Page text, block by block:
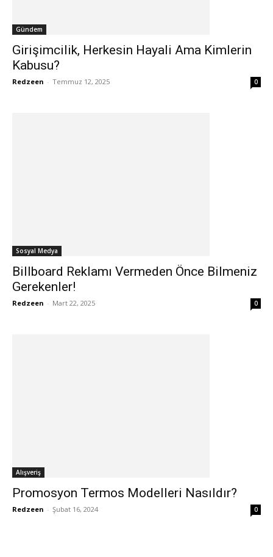
Gündem
Girişimcilik, Herkesin Hayali Ama Kimlerin
Kabusu?
Redzeen - Temmuz 12, 2025 0
Sosyal Medya
Billboard Reklamı Vermeden Önce Bilmeniz
Gerekenler!
Redzeen - Mart 22, 2025 0
Alışveriş
Promosyon Termos Modelleri Nasıldır?
Redzeen - Şubat 16, 2024 0